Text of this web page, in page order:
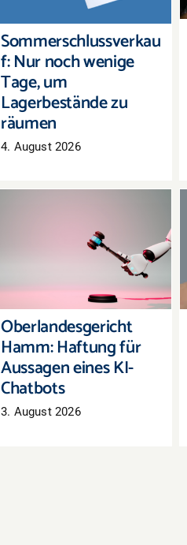
räumen
Sommerschlussverkau
f: Nur noch wenige
Tage, um
Lagerbestände zu
räumen
4. August 2026
Oberlandesgericht
Hamm: Haftung für
Aussagen eines KI-
Chatbots
Oberlandesgericht
Hamm: Haftung für
Aussagen eines KI-
Chatbots
3. August 2026